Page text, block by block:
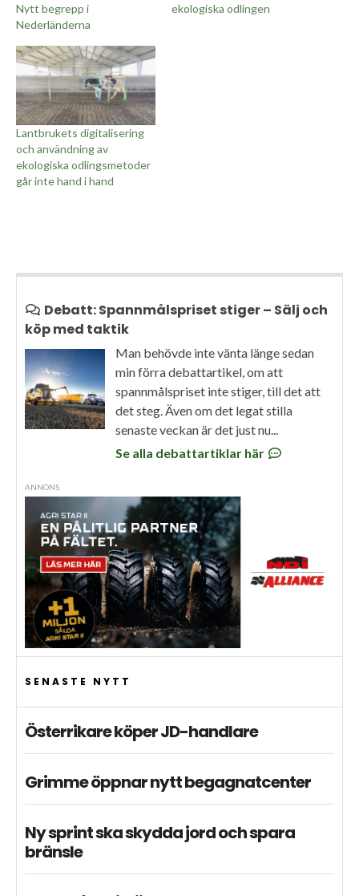
Nytt begrepp i
Nederländerna
ekologiska odlingen
Lantbrukets digitalisering
och användning av
ekologiska odlingsmetoder
går inte hand i hand
Debatt: Spannmålspriset stiger – Sälj och
köp med taktik
Man behövde inte vänta länge sedan
min förra debattartikel, om att
spannmålspriset inte stiger, till det att
det steg. Även om det legat stilla
senaste veckan är det just nu...
Se alla debattartiklar här
ANNONS
SENASTE NYTT
Österrikare köper JD-handlare
Grimme öppnar nytt begagnatcenter
Ny sprint ska skydda jord och spara
bränsle